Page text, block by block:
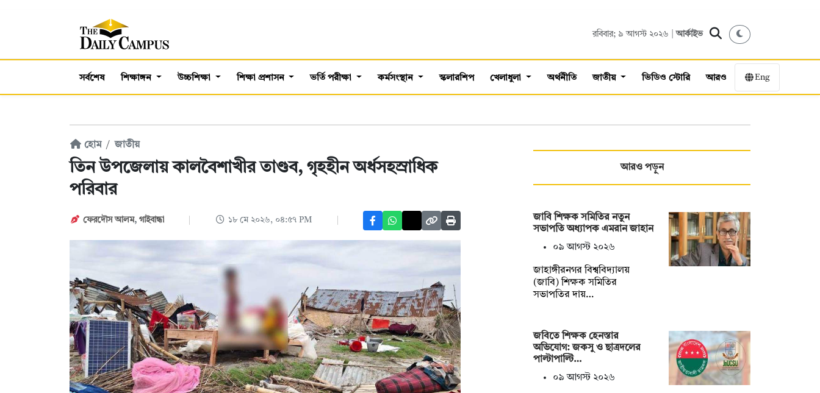
রবিবার; ৯ আগস্ট ২০২৬ |আর্কাইভ
সর্বশেষ শিক্ষাঙ্গন উচ্চশিক্ষা শিক্ষা প্রশাসন ভর্তি পরীক্ষা কর্মসংস্থান স্কলারশিপ খেলাধুলা অর্থনীতি জাতীয় ভিডিও স্টোরি আরও Eng
হোম জাতীয়
তিন উপজেলায় কালবৈশাখীর তাণ্ডব, গৃহহীন অর্ধসহস্রাধিক
পরিবার
ফেরদৌস আলম, গাইবান্ধা ১৮ মে ২০২৬, ০৪:৫৭ PM
আরও পড়ুন
জাবি শিক্ষক সমিতির নতুন
সভাপতি অধ্যাপক এমরান জাহান
০৯ আগস্ট ২০২৬
জাহাঙ্গীরনগর বিশ্ববিদ্যালয়
(জাবি) শিক্ষক সমিতির
সভাপতির দায়…
জবিতে শিক্ষক হেনস্তার
অভিযোগ: জকসু ও ছাত্রদলের
পাল্টাপাল্টি…
০৯ আগস্ট ২০২৬